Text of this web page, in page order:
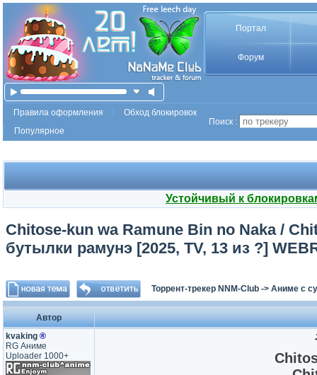
Портал
Форум
Правила оформления
Обход блокировок
Популярное
Поиск :
Устойчивый к
Chitose-kun wa Ramune Bin no Naka /
бутылки рамунэ [2025, TV, 13 из ?]
Торрент-трекер NNM-Club -> Аниме с
Автор
kvaking ®
RG Аниме
Uploader 1000+